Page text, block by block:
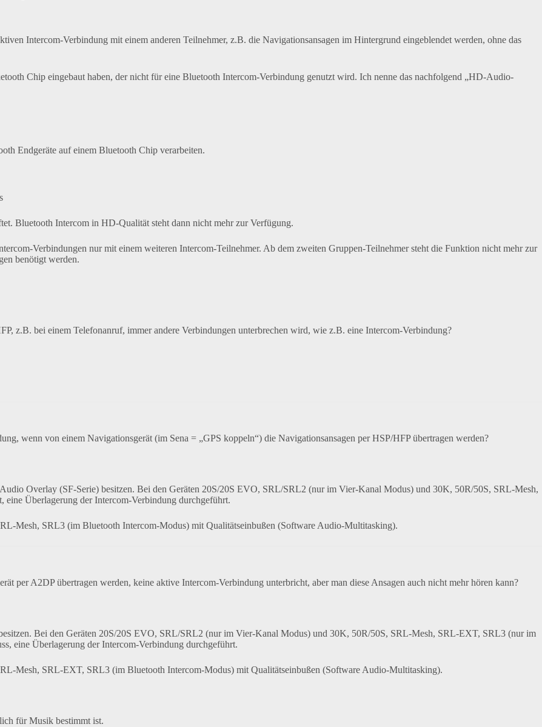
Intercom-Verbindung mit einem anderen Teilnehmer, z.B. die Navigationsansagen im Hintergrund eingeblendet werden, ohne das
Chip eingebaut haben, der nicht für eine Bluetooth Intercom-Verbindung genutzt wird. Ich nenne das nachfolgend „HD-Audio-
Endgeräte auf einem Bluetooth Chip verarbeiten.
Bluetooth Intercom in HD-Qualität steht dann nicht mehr zur Verfügung.
Verbindungen nur mit einem weiteren Intercom-Teilnehmer. Ab dem zweiten Gruppen-Teilnehmer steht die Funktion nicht mehr zur
benötigt werden.
z.B. bei einem Telefonanruf, immer andere Verbindungen unterbrechen wird, wie z.B. eine Intercom-Verbindung?
wenn von einem Navigationsgerät (im Sena = „GPS koppeln“) die Navigationsansagen per HSP/HFP übertragen werden?
Overlay (SF-Serie) besitzen. Bei den Geräten 20S/20S EVO, SRL/SRL2 (nur im Vier-Kanal Modus) und 30K, 50R/50S, SRL-Mesh,
Überlagerung der Intercom-Verbindung durchgeführt.
Mesh, SRL3 (im Bluetooth Intercom-Modus) mit Qualitätseinbußen (Software Audio-Multitasking).
per A2DP übertragen werden, keine aktive Intercom-Verbindung unterbricht, aber man diese Ansagen auch nicht mehr hören kann?
Bei den Geräten 20S/20S EVO, SRL/SRL2 (nur im Vier-Kanal Modus) und 30K, 50R/50S, SRL-Mesh, SRL-EXT, SRL3 (nur im
eine Überlagerung der Intercom-Verbindung durchgeführt.
Mesh, SRL-EXT, SRL3 (im Bluetooth Intercom-Modus) mit Qualitätseinbußen (Software Audio-Multitasking).
für Musik bestimmt ist.